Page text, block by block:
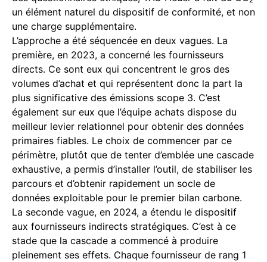
un élément naturel du dispositif de conformité, et non
une charge supplémentaire.
L’approche a été séquencée en deux vagues. La
première, en 2023, a concerné les fournisseurs
directs. Ce sont eux qui concentrent le gros des
volumes d’achat et qui représentent donc la part la
plus significative des émissions scope 3. C’est
également sur eux que l’équipe achats dispose du
meilleur levier relationnel pour obtenir des données
primaires fiables. Le choix de commencer par ce
périmètre, plutôt que de tenter d’emblée une cascade
exhaustive, a permis d’installer l’outil, de stabiliser les
parcours et d’obtenir rapidement un socle de
données exploitable pour le premier bilan carbone.
La seconde vague, en 2024, a étendu le dispositif
aux fournisseurs indirects stratégiques. C’est à ce
stade que la cascade a commencé à produire
pleinement ses effets. Chaque fournisseur de rang 1